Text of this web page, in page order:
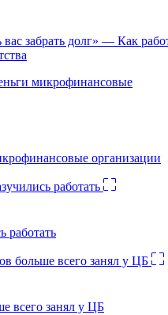
забрать долг» — Как
организации
работать
всего занял у ЦБ